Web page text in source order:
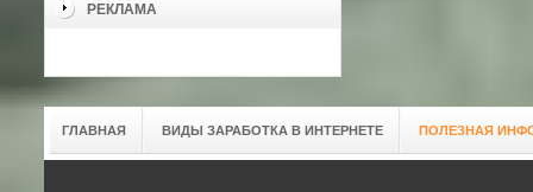
РЕКЛАМА
ГЛАВНАЯ ВИДЫ ЗАРАБОТКА В ИНТЕРНЕТЕ ПОЛЕЗНАЯ